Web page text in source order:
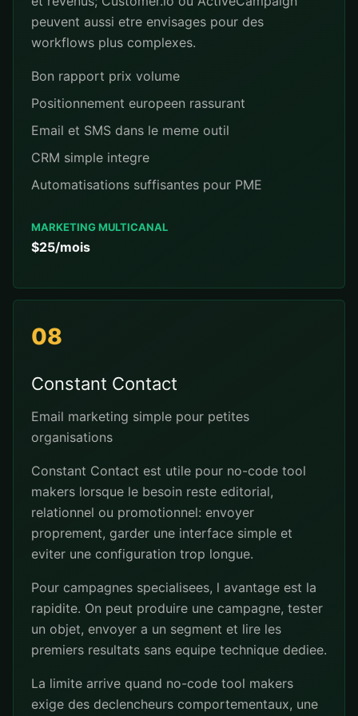
peuvent aussi etre envisages pour des
workflows plus complexes.
Bon rapport prix volume
Positionnement europeen rassurant
Email et SMS dans le meme outil
CRM simple integre
Automatisations suffisantes pour PME
MARKETING MULTICANAL
$25/mois
08
Constant Contact
Email marketing simple pour petites
organisations
Constant Contact est utile pour no-code tool
makers lorsque le besoin reste editorial,
relationnel ou promotionnel: envoyer
proprement, garder une interface simple et
eviter une configuration trop longue.
Pour campagnes specialisees, l avantage est la
rapidite. On peut produire une campagne, tester
un objet, envoyer a un segment et lire les
premiers resultats sans equipe technique dediee.
La limite arrive quand no-code tool makers
exige des declencheurs comportementaux, une